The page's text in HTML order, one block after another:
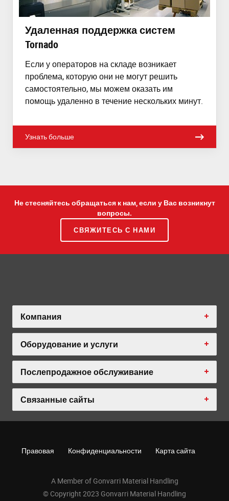
Удаленная поддержка систем
Tornado
Если у операторов на складе возникает
проблема, которую они не могут решить
самостоятельно, мы можем оказать им
помощь удаленно в течение нескольких минут.
Узнать больше
Не стесняйтесь обращаться к нам, если у Вас возникнут
вопросы.
СВЯЖИТЕСЬ С НАМИ
Компания
Оборудование и услуги
Послепродажное обслуживание
Связанные сайты
Правовая Конфиденциальности Карта сайта
A Member of Gonvarri Material Handling
© Copyright 2023 Gonvarri Material Handling